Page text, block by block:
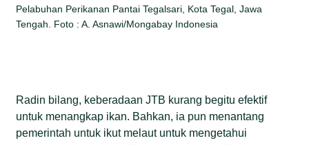
Pelabuhan Perikanan Pantai Tegalsari, Kota Tegal, Jawa
Tengah. Foto : A. Asnawi/Mongabay Indonesia
Radin bilang, keberadaan JTB kurang begitu efektif
untuk menangkap ikan. Bahkan, ia pun menantang
pemerintah untuk ikut melaut untuk mengetahui